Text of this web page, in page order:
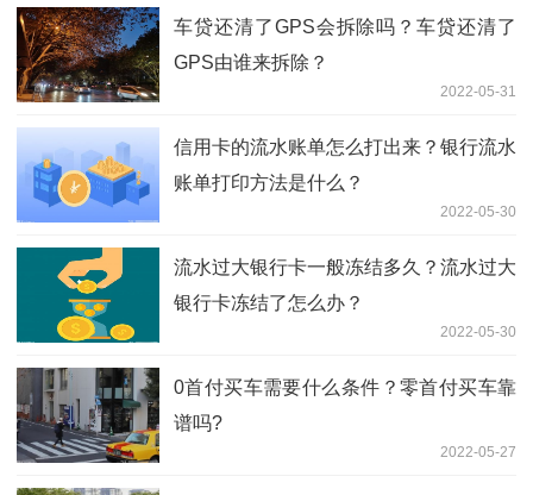
车贷还清了GPS会拆除吗？车贷还清了
GPS由谁来拆除？
2022-05-31
信用卡的流水账单怎么打出来？银行流水
账单打印方法是什么？
2022-05-30
流水过大银行卡一般冻结多久？流水过大
银行卡冻结了怎么办？
2022-05-30
0首付买车需要什么条件？零首付买车靠
谱吗?
2022-05-27